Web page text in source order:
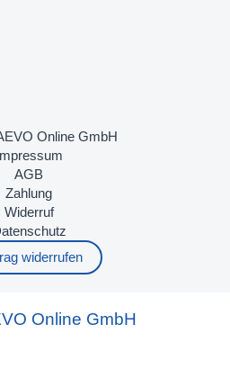
Online GmbH
AGB
Zahlung
Widerruf
widerrufen